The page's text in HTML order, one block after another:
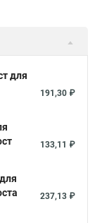
для
191,30 ₽
133,11 ₽
237,13 ₽